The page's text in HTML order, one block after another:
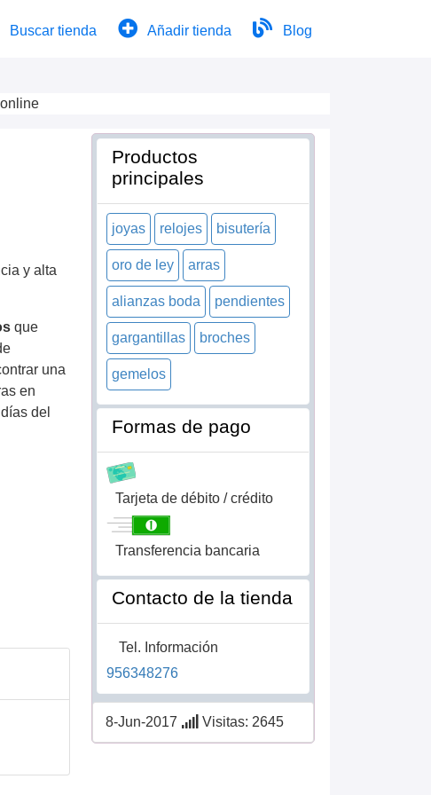
Buscar tienda Añadir tienda Blog
y alta
que
una
en
del
Productos
principales
joyas relojes bisutería
oro de ley arras
alianzas boda pendientes
gargantillas broches
gemelos
Formas de pago
Tarjeta de débito / crédito
Transferencia bancaria
Contacto de la tienda
Tel. Información
956348276
8-Jun-2017 Visitas: 2645